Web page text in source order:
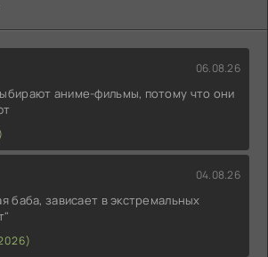
06.08.26
аниме-фильмы, потому что они
04.08.26
баба, зависает в экстремальных